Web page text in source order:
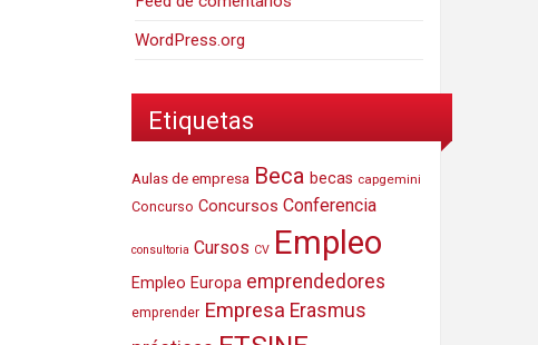
WordPress.org
Etiquetas
Aulas de empresa Beca becas capgemini
Concurso Concursos Conferencia
consultoria Cursos CV Empleo
Empleo Europa emprendedores
emprender Empresa Erasmus